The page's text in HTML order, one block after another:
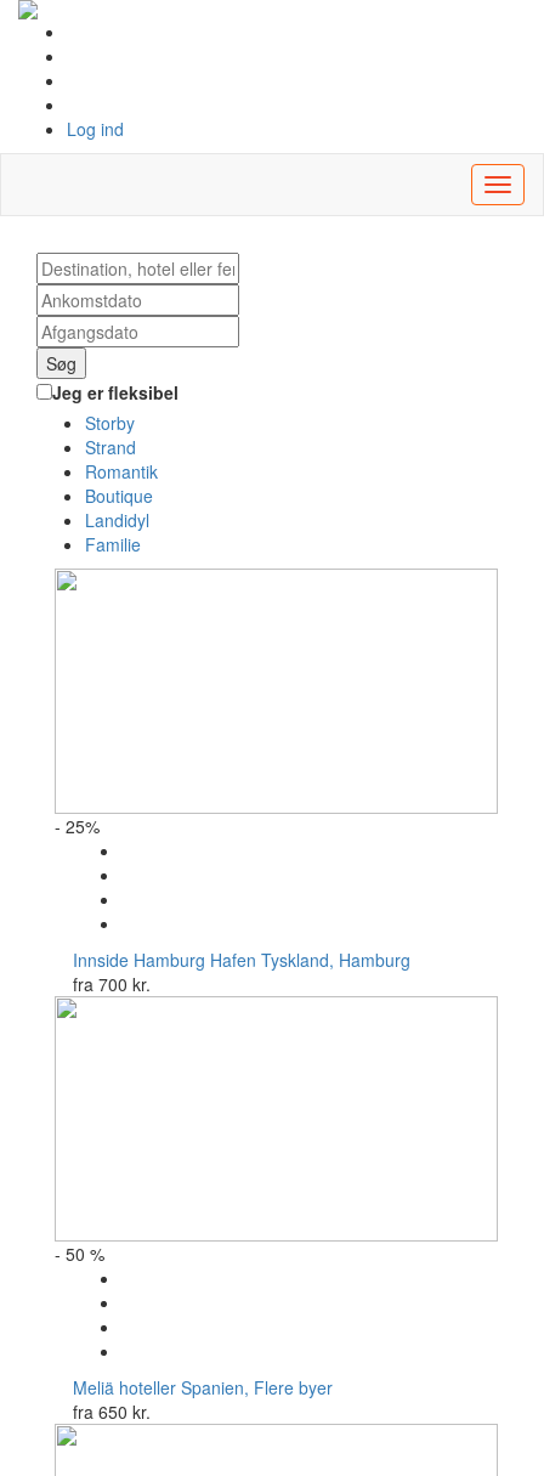
Log ind
Søg
Jeg er fleksibel
Storby
Strand
Romantik
Boutique
Landidyl
Familie
- 25%
Innside Hamburg Hafen Tyskland, Hamburg
fra 700 kr.
- 50 %
Meliä hoteller Spanien, Flere byer
fra 650 kr.